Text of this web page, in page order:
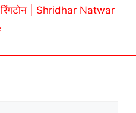
रिंगटोन | Shridhar Natwar